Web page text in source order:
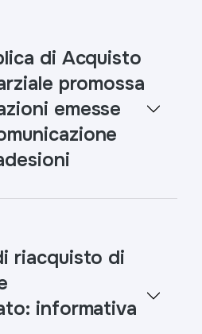
di Acquisto
promossa
emesse
riacquisto di
informativa